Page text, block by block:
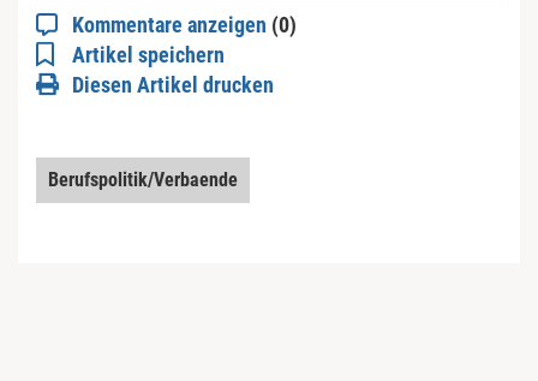
Kommentare anzeigen (0)
Artikel speichern
Diesen Artikel drucken
Berufspolitik/Verbaende